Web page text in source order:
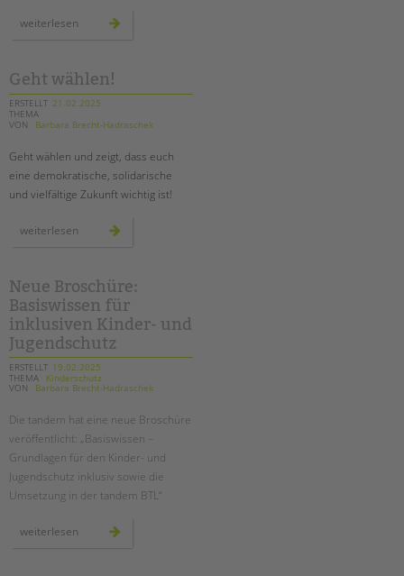
weiterlesen vernissage
Geht wählen!
ERSTELLT 21.02.2025
THEMA
VON
Barbara Brecht-Hadraschek
Geht wählen und zeigt, dass euch
eine demokratische, solidarische
und vielfältige Zukunft wichtig ist!
weiterlesen
wählen!
Neue Broschüre:
Basiswissen für
inklusiven Kinder- und
Jugendschutz
ERSTELLT 19.02.2025
THEMA
Kinderschutz
VON
Barbara Brecht-Hadraschek
Die tandem hat eine neue Broschüre
veröffentlicht: „Basiswissen –
Grundlagen für den Kinder- und
Jugendschutz inklusiv sowie die
Umsetzung in der tandem BTL“
weiterlesen
broschüre: